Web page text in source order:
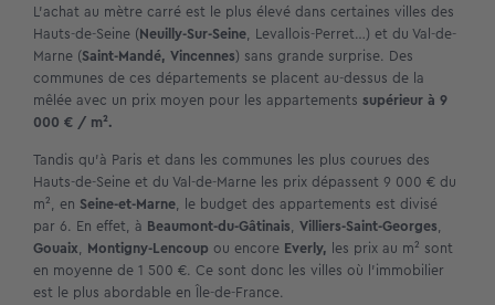
L’achat au mètre carré est le plus élevé dans certaines villes des
Hauts-de-Seine (Neuilly-Sur-Seine, Levallois-Perret…) et du Val-de-
Marne (Saint-Mandé, Vincennes) sans grande surprise. Des
communes de ces départements se placent au-dessus de la
mêlée avec un prix moyen pour les appartements supérieur à 9
000 € / m².
Tandis qu’à Paris et dans les communes les plus courues des
Hauts-de-Seine et du Val-de-Marne les prix dépassent 9 000 € du
m², en Seine-et-Marne, le budget des appartements est divisé
par 6. En effet, à Beaumont-du-Gâtinais, Villiers-Saint-Georges,
Gouaix, Montigny-Lencoup ou encore Everly, les prix au m² sont
en moyenne de 1 500 €. Ce sont donc les villes où l’immobilier
est le plus abordable en Île-de-France.